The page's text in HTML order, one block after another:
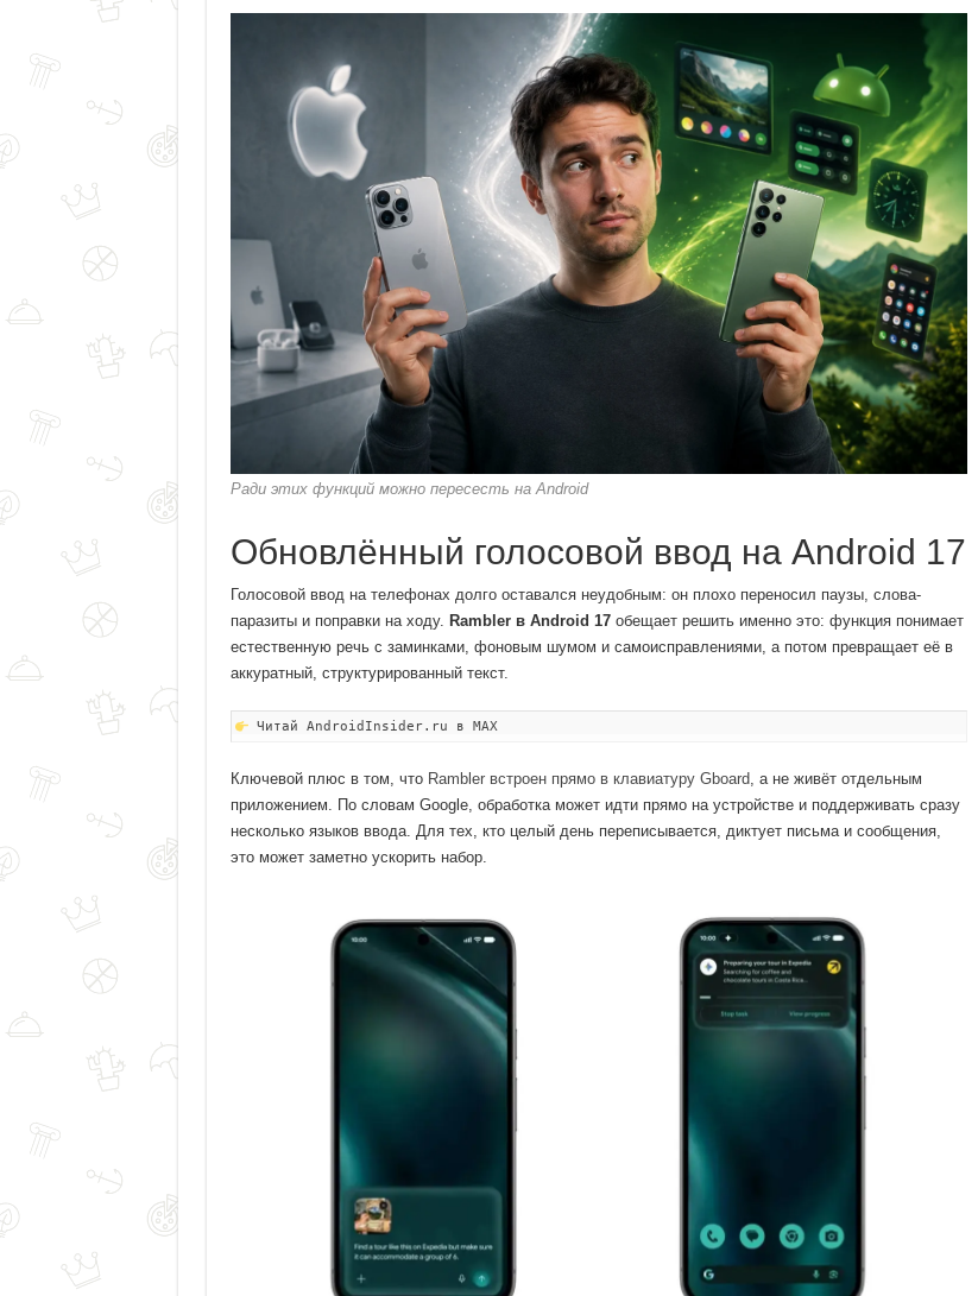
Ради этих функций можно пересесть на Android
Обновлённый голосовой ввод на Android 17
Голосовой ввод на телефонах долго оставался неудобным: он плохо переносил паузы, слова-
паразиты и поправки на ходу. Rambler в Android 17обещает решить именно это: функция понимает
естественную речь с заминками, фоновым шумом и самоисправлениями, а потом превращает её в
аккуратный, структурированный текст.
Читай AndroidInsider.ru в MAX
Ключевой плюс в том, что Rambler встроен прямо в клавиатуру Gboard , а не живёт отдельным
приложением. По словам Google, обработка может идти прямо на устройстве и поддерживать сразу
несколько языков ввода. Для тех, кто целый день переписывается, диктует письма и сообщения,
это может заметно ускорить набор.